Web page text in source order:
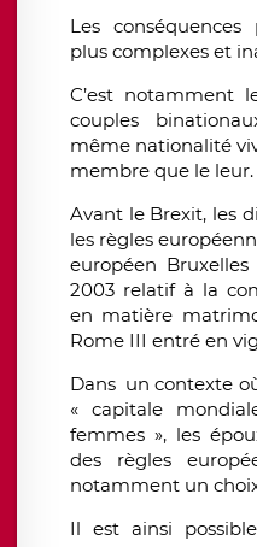
Les
plus complexes et
C’est notamment
couples
même nationalité
membre que le leur.
Avant le Brexit, les
les règles
européen
2003 relatif à la
en matière
Rome III entré en
Dans un contexte
« capitale
femmes », les
des règles
notamment un
Il est ainsi